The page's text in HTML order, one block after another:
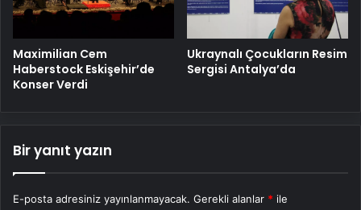
Maximilian Cem
Haberstock Eskişehir’de
Konser Verdi
Ukraynalı Çocukların Resim
Sergisi Antalya’da
Bir yanıt yazın
E-posta adresiniz yayınlanmayacak. Gerekli alanlar * ile